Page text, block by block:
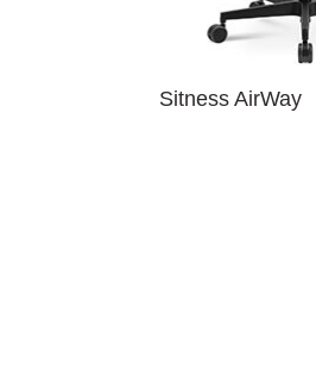
Sitness AirWay